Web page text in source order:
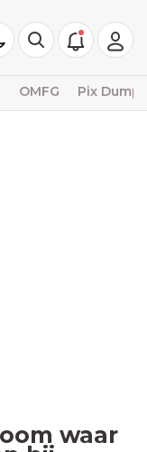
OMFG Pix Dump
waar